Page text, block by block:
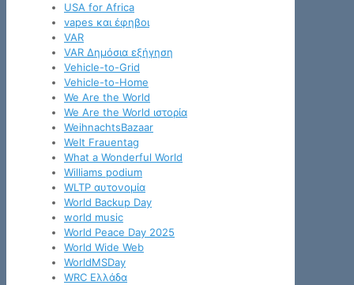
USA for Africa
vapes και έφηβοι
VAR
VAR Δημόσια εξήγηση
Vehicle-to-Grid
Vehicle-to-Home
We Are the World
We Are the World ιστορία
WeihnachtsBazaar
Welt Frauentag
What a Wonderful World
Williams podium
WLTP αυτονομία
World Backup Day
world music
World Peace Day 2025
World Wide Web
WorldMSDay
WRC Ελλάδα